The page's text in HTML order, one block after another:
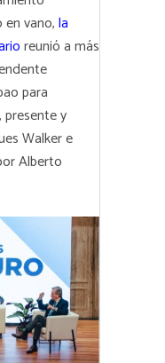
vano,la
reunió a más
para
presente y
Walker e
Alberto